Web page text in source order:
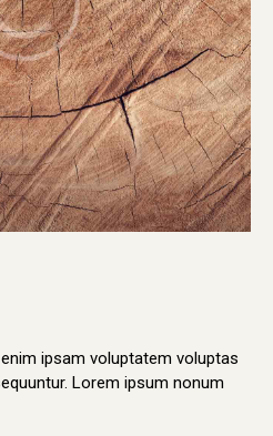
ipsam voluptatem voluptas
Lorem ipsum nonum